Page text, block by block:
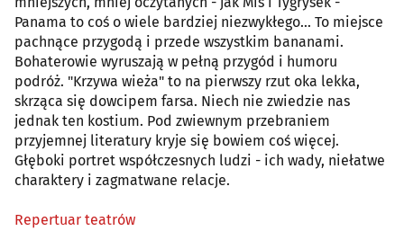
Panama to coś o wiele bardziej niezwykłego... To miejsce
pachnące przygodą i przede wszystkim bananami.
Bohaterowie wyruszają w pełną przygód i humoru
podróż. "Krzywa wieża" to na pierwszy rzut oka lekka,
skrząca się dowcipem farsa. Niech nie zwiedzie nas
jednak ten kostium. Pod zwiewnym przebraniem
przyjemnej literatury kryje się bowiem coś więcej.
Głęboki portret współczesnych ludzi - ich wady, niełatwe
charaktery i zagmatwane relacje.
Repertuar teatrów